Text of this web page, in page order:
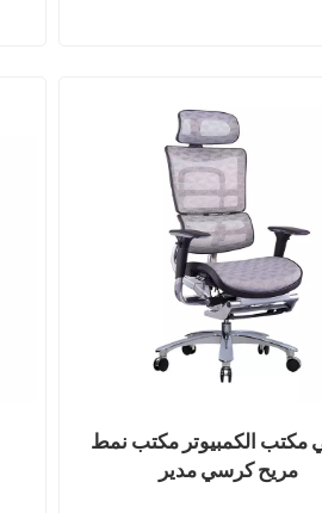
الكمبيوتر مكتب نمط
مريح كرسي مدير